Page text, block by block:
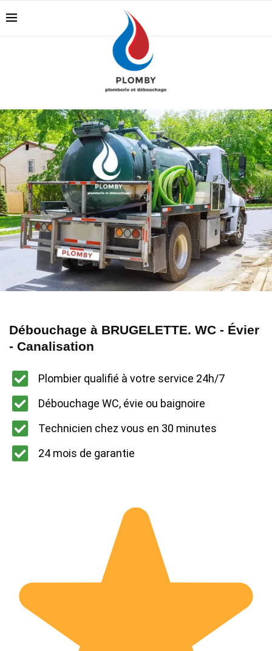
Débouchage à BRUGELETTE. WC - Évier
- Canalisation
Plombier qualifié à votre service 24h/7
Débouchage WC, évie ou baignoire
Technicien chez vous en 30 minutes
24 mois de garantie